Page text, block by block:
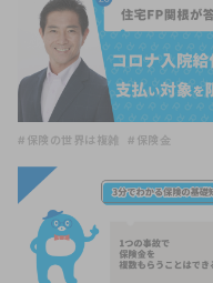
#保険の世界は複雑 #保険金